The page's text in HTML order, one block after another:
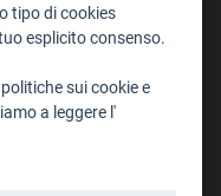
tipo di cookies
esplicito consenso.
sui cookie e
a leggere l'